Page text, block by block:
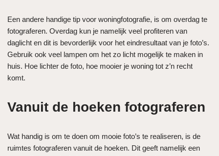
Een andere handige tip voor woningfotografie, is om overdag te
fotograferen. Overdag kun je namelijk veel profiteren van
daglicht en dit is bevorderlijk voor het eindresultaat van je foto’s.
Gebruik ook veel lampen om het zo licht mogelijk te maken in
huis. Hoe lichter de foto, hoe mooier je woning tot z’n recht
komt.
Vanuit de hoeken fotograferen
Wat handig is om te doen om mooie foto’s te realiseren, is de
ruimtes fotograferen vanuit de hoeken. Dit geeft namelijk een